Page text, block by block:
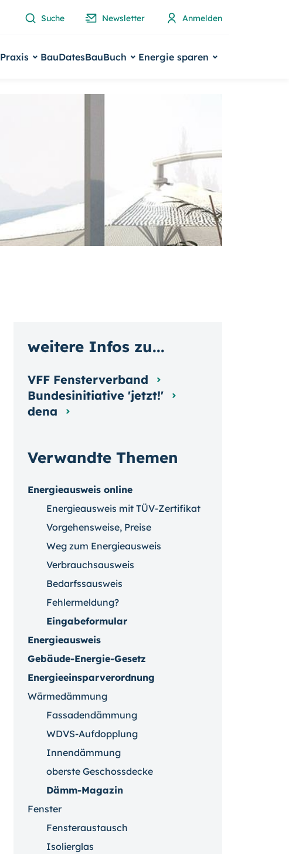
Suche Newsletter Anmelden
Praxis BauDatesBauBuch Energie sparen
Verwandte Themen
Energieausweis online
Energieausweis mit TÜV-Zertifikat
Vorgehensweise, Preise
Weg zum Energieausweis
Verbrauchsausweis
Bedarfssausweis
Fehlermeldung?
Eingabeformular
Energieausweis
Gebäude-Energie-Gesetz
Energieeinsparverordnung
Wärmedämmung
Fassadendämmung
WDVS-Aufdopplung
Innendämmung
oberste Geschossdecke
Dämm-Magazin
Fenster
Fensteraustausch
Isolierglas
weitere Infos zu...
VFF Fensterverband
Bundesinitiative 'jetzt!'
dena